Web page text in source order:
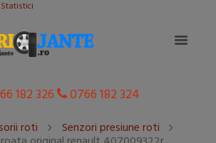
182 326 0766 182 324
roti Senzori presiune roti